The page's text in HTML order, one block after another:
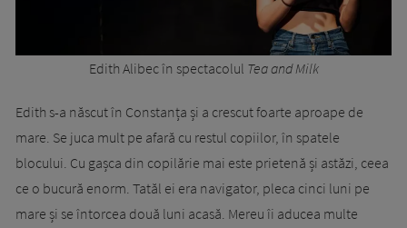
Edith Alibec în spectacolul Tea and Milk
Edith s-a născut în Constanța și a crescut foarte aproape de
mare. Se juca mult pe afară cu restul copiilor, în spatele
blocului. Cu gașca din copilărie mai este prietenă și astăzi, ceea
ce o bucură enorm. Tatăl ei era navigator, pleca cinci luni pe
mare și se întorcea două luni acasă. Mereu îi aducea multe